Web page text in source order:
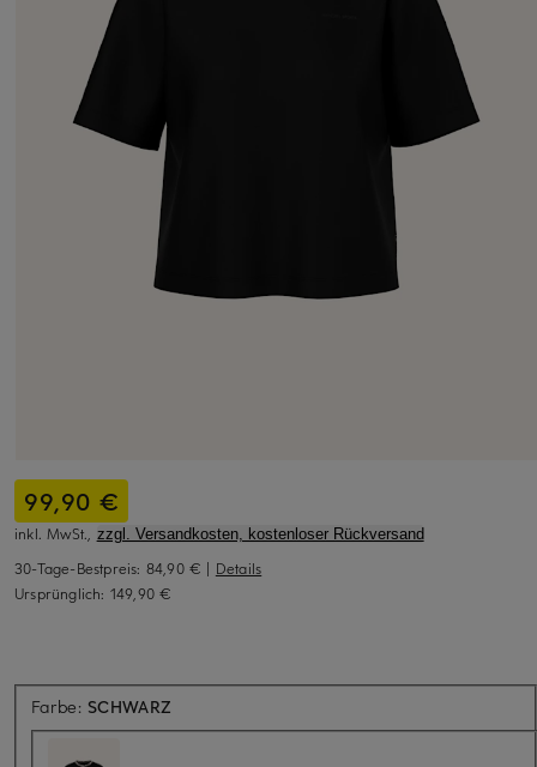
99,90 €
inkl. MwSt., zzgl. Versandkosten, kostenloser Rückversand
30-Tage-Bestpreis: 84,90 € | Details
Ursprünglich: 149,90 €
Farbe: SCHWARZ